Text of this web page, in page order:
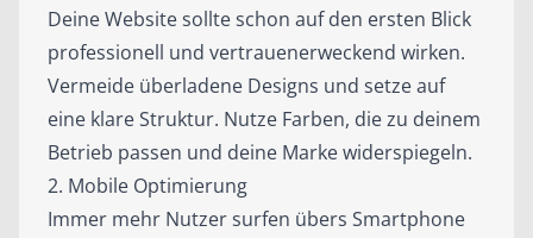
Deine Website sollte schon auf den ersten Blick
professionell und vertrauenerweckend wirken.
Vermeide überladene Designs und setze auf
eine klare Struktur. Nutze Farben, die zu deinem
Betrieb passen und deine Marke widerspiegeln.
2. Mobile Optimierung
Immer mehr Nutzer surfen übers Smartphone